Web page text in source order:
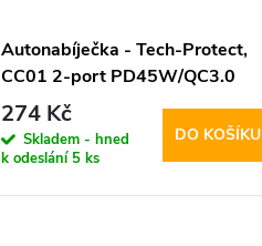
Autonabíječka - Tech-Protect,
CC01 2-port PD45W/QC3.0
274 Kč
Skladem - hned
k odeslání 5 ks
DO KOŠÍKU